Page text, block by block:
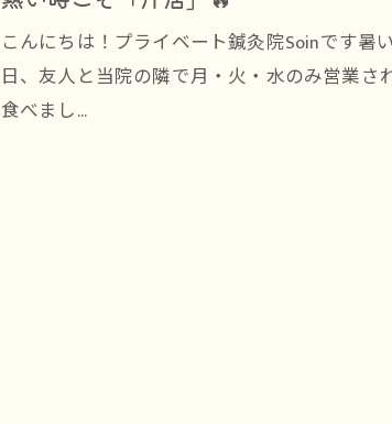
こんにちは！プライベート鍼灸院Soinです
日、友人と当院の隣で月・火・水のみ営業
食べまし…